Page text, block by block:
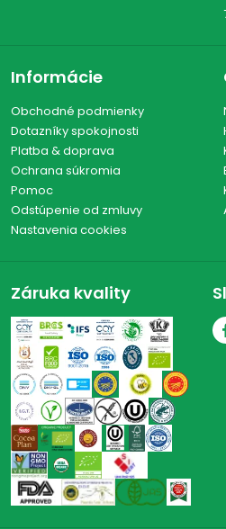
Informácie
Obchodné podmienky
Dotazníky spokojnosti
Platba & doprava
Ochrana súkromia
Pomoc
Odstúpenie od zmluvy
Nastavenia cookies
Záruka kvality